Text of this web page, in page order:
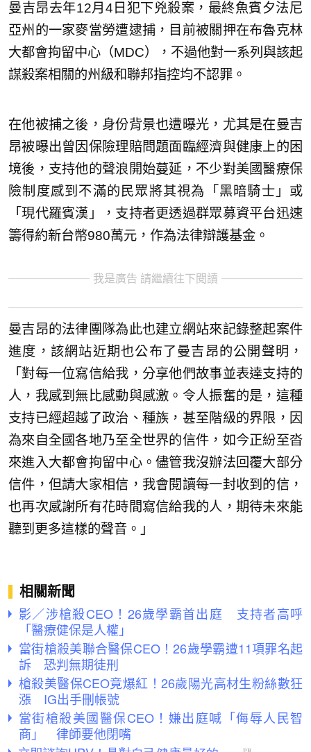
曼吉昂去年12月4日犯下兇殺案，最終魚賓夕法尼
亞州的一家麥當勞遭逮捕，目前被關押在布魯克林
大都會拘留中心（MDC），不過他對一系列與該起
謀殺案相關的州級和聯邦指控均不認罪。
在他被捕之後，身份背景也遭曝光，尤其是在曼吉
昂被曝出曾因保險理賠問題面臨經濟與健康上的困
境後，支持他的聲浪開始蔓延，不少對美國醫療保
險制度感到不滿的民眾將其視為「黑暗騎士」或
「現代羅賓漢」，支持者更透過群眾募資平台迅速
籌得約新台幣980萬元，作為法律辯護基金。
我是廣告 請繼續往下閱讀
曼吉昂的法律團隊為此也建立網站來記錄整起案件
進度，該網站近期也公布了曼吉昂的公開聲明，
「對每一位寫信給我，分享他們故事並表達支持的
人，我感到無比感動與感激。令人振奮的是，這種
支持已經超越了政治、種族，甚至階級的界限，因
為來自全國各地乃至全世界的信件，如今正紛至沓
來進入大都會拘留中心。儘管我沒辦法回覆大部分
信件，但請大家相信，我會閱讀每一封收到的信，
也再次感謝所有花時間寫信給我的人，期待未來能
聽到更多這樣的聲音。」
相關新聞
影／涉槍殺CEO！26歲學霸首出庭 支持者高呼
「醫療健保是人權」
當街槍殺美聯合醫保CEO！26歲學霸遭11項罪名起
訴 恐判無期徒刑
槍殺美醫保CEO竟爆紅！26歲陽光高材生粉絲數狂
漲 IG出手刪帳號
當街槍殺美國醫保CEO！嫌出庭喊「侮辱人民智
商」 律師要他閉嘴